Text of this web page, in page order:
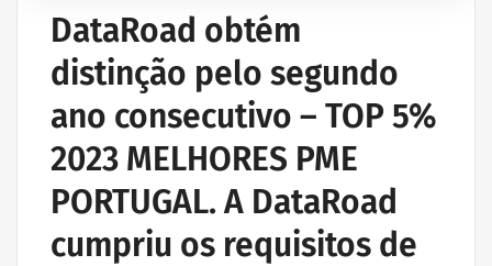
DataRoad obtém
distinção pelo segundo
ano consecutivo – TOP 5%
2023 MELHORES PME
PORTUGAL. A DataRoad
cumpriu os requisitos de